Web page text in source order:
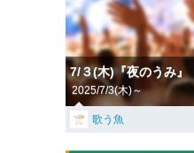
7/３(木)『夜のうみ』
2025/7/3(木)～
歌う魚